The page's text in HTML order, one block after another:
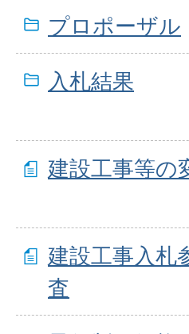
プロポーザル
入札結果
建設工事等の
建設工事入札
査